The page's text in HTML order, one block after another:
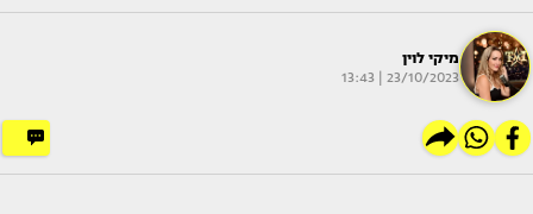
מיקי לוין
23/10/2023 | 13:43